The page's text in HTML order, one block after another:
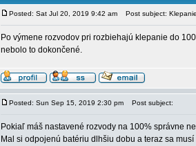
Posted: Sat Jul 20, 2019 9:42 am Post subject:
Po výmene rozvodov pri rozbiehajú klepanie do
nebolo to dokončené.
Posted: Sun Sep 15, 2019 2:30 pm Post subject:
Pokiaľ máš nastavené rozvody na 100% správne
Mal si odpojenú batériu dlhšiu dobu a teraz sa